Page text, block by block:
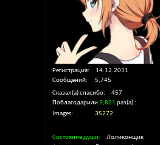
Регистрация
14.12.2011
Сообщений
5,745
Сказал(а) спасибо
457
Поблагодарили5,821 раз(а)
Images
35272
Состояние души
Лоликонщик